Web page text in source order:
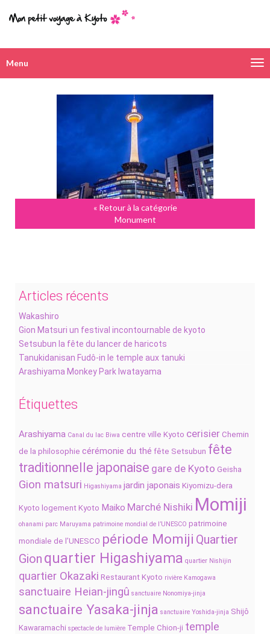
Menu
« Retour à la catégorie
Monument
Articles récents
Wakashiro
Gion Matsuri un festival incontournable de kyoto
Setsubun la fête du lancer de haricots
Tanukidanisan Fudô-in le temple aux tanuki
Arashiyama Monkey Park Iwatayama
Étiquettes
Arashiyama Canal du lac Biwa centre ville Kyoto cerisier Chemin
de la philosophie cérémonie du thé fête Setsubun fête
traditionnelle japonaise gare de Kyoto Geisha
Gion matsuri Higashiyama jardin japonais Kiyomizu-dera
Kyoto logement Kyoto Maiko Marché Nishiki Momiji
ohanami parc Maruyama patrimoine mondial de l’UNESCO patrimoine
mondiale de l’UNESCO période Momiji Quartier
Gion quartier Higashiyama quartier Nishijin
quartier Okazaki Restaurant Kyoto rivière Kamogawa
sanctuaire Heian-jingû sanctuaire Nonomiya-jinja
sanctuaire Yasaka-jinja sanctuaire Yoshida-jinja Shijô
Kawaramachi spectacle de lumière Temple Chion-ji temple